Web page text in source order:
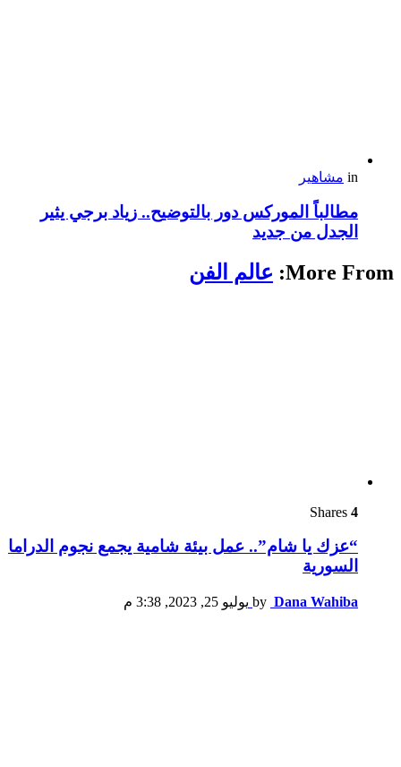
in مشاهير
مطالباً الموركس دور بالتوضيح.. زياد برجي يثير
الجدل من جديد
More From: عالم الفن
4
“عزك يا شام”.. عمل بيئة شامية يجمع نجوم الدراما
السورية
by Dana Wahiba يوليو 25, 2023, 3:38 م